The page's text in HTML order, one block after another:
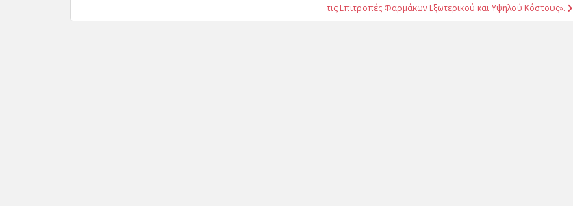
τις Επιτροπές Φαρμάκων Εξωτερικού και Υψηλού Κόστους».